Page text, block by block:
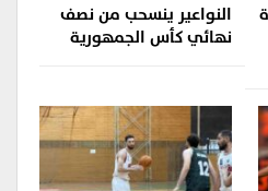
النواعير ينسحب من نصف
نهائي كأس الجمهورية